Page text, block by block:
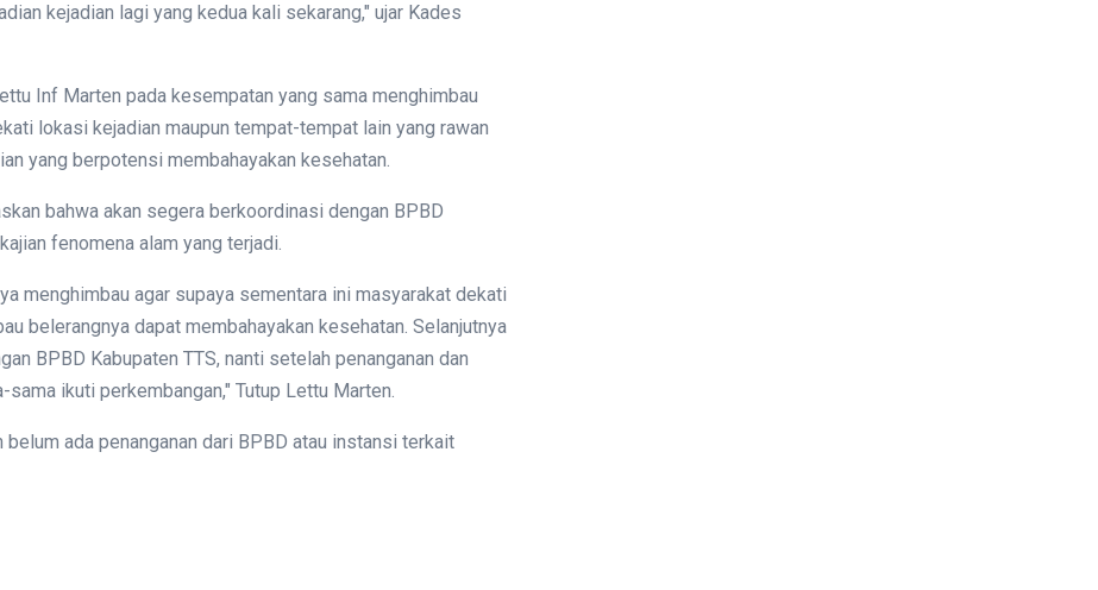
kejadian lagi yang kedua kali sekarang," ujar Kades
Inf Marten pada kesempatan yang sama menghimbau
lokasi kejadian maupun tempat-tempat lain yang rawan
yang berpotensi membahayakan kesehatan.
bahwa akan segera berkoordinasi dengan BPBD
fenomena alam yang terjadi.
menghimbau agar supaya sementara ini masyarakat dekati
belerangnya dapat membahayakan kesehatan. Selanjutnya
BPBD Kabupaten TTS, nanti setelah penanganan dan
ikuti perkembangan," Tutup Lettu Marten.
ada penanganan dari BPBD atau instansi terkait